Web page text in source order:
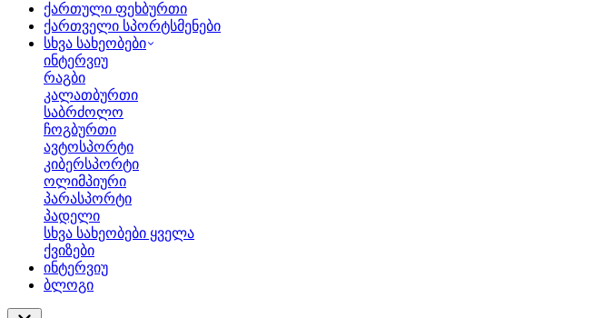
ქართული ფეხბურთი
ქართველი სპორტსმენები
სხვა სახეობები
ინტერვიუ
რაგბი
კალათბურთი
საბრძოლო
ჩოგბურთი
ავტოსპორტი
კიბერსპორტი
ოლიმპიური
პარასპორტი
პადელი
სხვა სახეობები ყველა
ქვიზები
ინტერვიუ
ბლოგი